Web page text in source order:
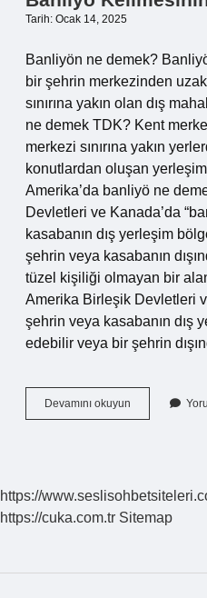
Tarih: Ocak 14, 2025
Banliyön ne demek?
bir şehrin merkezinden
sınırına yakın olan dış
ne demek TDK? Kent
merkezi sınırına yakın
konutlardan oluşan
Amerika’da banliyö ne
Devletleri ve Kanada’da
kasabanın dış yerleşim
şehrin veya kasabanın
tüzel kişiliği olmayan bir
Amerika Birleşik Devletleri
şehrin veya kasabanın dış
edebilir veya bir şehrin
Devamını okuyun
Kelimesinin
https://
https://cuka.com.tr Sitemap